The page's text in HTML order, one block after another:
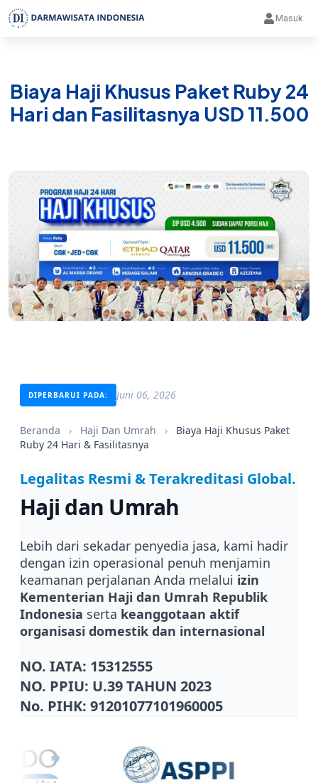
Masuk
Biaya Haji Khusus Paket Ruby 24
Hari dan Fasilitasnya USD 11.500
DIPERBARUI PADA: Juni 06, 2026
Beranda › Haji Dan Umrah ›
Biaya Haji Khusus Paket
Ruby 24 Hari & Fasilitasnya
Legalitas Resmi & Terakreditasi Global.
Haji dan Umrah
Lebih dari sekadar penyedia jasa, kami hadir
dengan izin operasional penuh menjamin
keamanan perjalanan Anda melalui izin
Kementerian Haji dan Umrah Republik
Indonesia serta keanggotaan aktif
organisasi domestik dan internasional
NO. IATA: 15312555
NO. PPIU: U.39 TAHUN 2023
No. PIHK: 91201077101960005